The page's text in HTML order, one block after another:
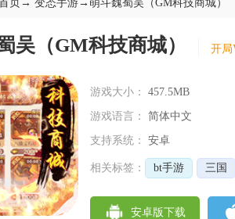
页 → 变态手游→ 萌斗魏蜀吴（GM科技商城）
吴（GM科技商城） 开局
游戏大小： 457.5MB
游戏语言： 简体中文
支持系统： 安卓
相关标签： bt手游 三国
安卓版下载